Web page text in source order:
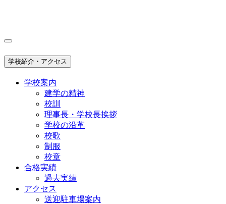
学校紹介・アクセス
学校案内
建学の精神
校訓
理事長・学校長挨拶
学校の沿革
校歌
制服
校章
合格実績
過去実績
アクセス
送迎駐車場案内